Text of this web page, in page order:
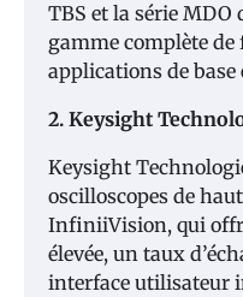
TBS et la série
gamme complète
applications de base
2. Keysight
Keysight
oscilloscopes de
InfiniiVision, qui
élevée, un taux
interface utilisateur